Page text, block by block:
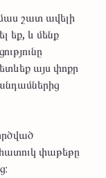
շատ ավելի
եք, և մենք
այս փոքր
փաթեթը